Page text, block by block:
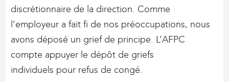
discrétionnaire de la direction. Comme
l’employeur a fait fi de nos préoccupations, nous
avons déposé un grief de principe. L’AFPC
compte appuyer le dépôt de griefs
individuels pour refus de congé.